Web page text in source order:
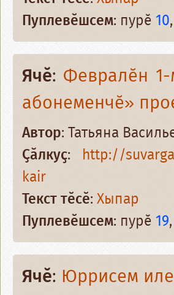
Пуплевӗшсем: пурӗ 10
Ячӗ: Февралӗн 1-
абонеменчӗ»
Автор: Татьяна
Ҫӑлкуҫ: http://
kair
Текст тӗсӗ:Хыпар
Пуплевӗшсем: пурӗ 19
Ячӗ: Юррисем